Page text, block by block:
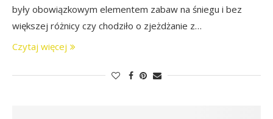
były obowiązkowym elementem zabaw na śniegu i bez
większej różnicy czy chodziło o zjeżdżanie z…
Czytaj więcej